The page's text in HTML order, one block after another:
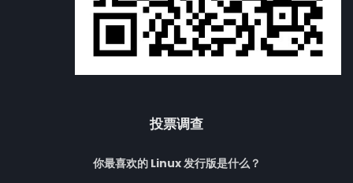
投票调查
你最喜欢的 Linux 发行版是什么？